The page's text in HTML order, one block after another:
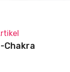
Chakra